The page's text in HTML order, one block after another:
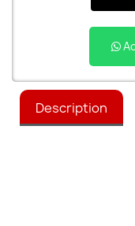
Description